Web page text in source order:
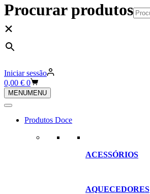
Procurar produtos
×
Iniciar sessão
Carrinho
de
compras
0,00 € 0
MENUMENU
Produtos Doce
ACESSÓRIOS
AQUECEDORES